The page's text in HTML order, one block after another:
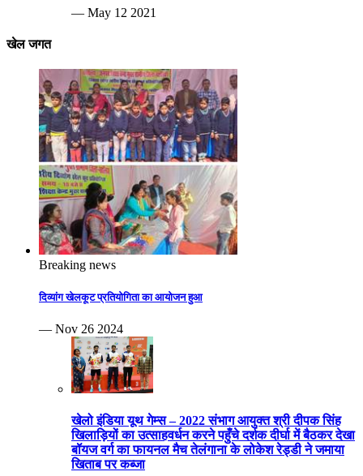
— May 12 2021
खेल जगत
Breaking news
दिव्यांग खेलकूट प्रतियोगिता का आयोजन हुआ
— Nov 26 2024
खेलो इंडिया यूथ गेम्स – 2022 संभाग आयुक्त श्री दीपक सिंह
खिलाड़ियों का उत्साहवर्धन करने पहुँचे दर्शक दीर्घा में बैठकर देखा
बॉयज वर्ग का फायनल मैच तेलंगाना के लोकेश रेड्डी ने जमाया
खिताब पर कब्जा